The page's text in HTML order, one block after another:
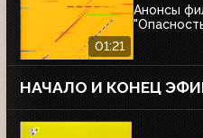
01:21
Анонсы
НАЧАЛО И КОНЕЦ